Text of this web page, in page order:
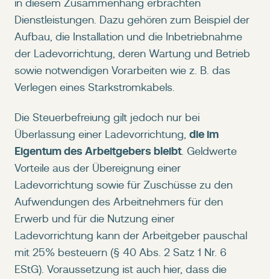
in diesem Zusammenhang erbrachten
Dienstleistungen. Dazu gehören zum Beispiel der
Aufbau, die Installation und die Inbetriebnahme
der Ladevorrichtung, deren Wartung und Betrieb
sowie notwendigen Vorarbeiten wie z. B. das
Verlegen eines Starkstromkabels.
Die Steuerbefreiung gilt jedoch nur bei
Überlassung einer Ladevorrichtung, die im
Eigentum des Arbeitgebers bleibt. Geldwerte
Vorteile aus der Übereignung einer
Ladevorrichtung sowie für Zuschüsse zu den
Aufwendungen des Arbeitnehmers für den
Erwerb und für die Nutzung einer
Ladevorrichtung kann der Arbeitgeber pauschal
mit 25% besteuern (§ 40 Abs. 2 Satz 1 Nr. 6
EStG). Voraussetzung ist auch hier, dass die